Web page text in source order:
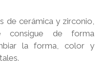
de cerámica y zirconio,
consigue de forma
la forma, color y